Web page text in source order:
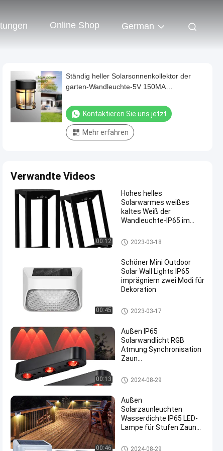
Online Shop German
Ständig heller Solarsonnenkollektor der
garten-Wandleuchte-5V 150MA
Kontaktieren Sie uns jetzt
Mehr erfahren
Verwandte Videos
00:12
Hohes helles
Solarwarmes weißes
kaltes Weiß der
Wandleuchte-IP65 im
Solarwandleuchte im Freien
2023-03-18
00:45
Schöner Mini Outdoor
Solar Wall Lights IP65
imprägniern zwei Modi für
Dekoration
Solarwandleuchte im Freien
2023-03-17
00:13
Außen IP65
Solarwandlicht RGB
Atmung Synchronisation
Zaun
Hinterhof Patio Garten
Solarwandleuchte im Freien
2024-08-29
00:46
Außen
Solarzaunleuchten
Wasserdichte IP65 LED-
Lampe für Stufen Zaun
Solarwandleuchte im Freien
2024-08-29